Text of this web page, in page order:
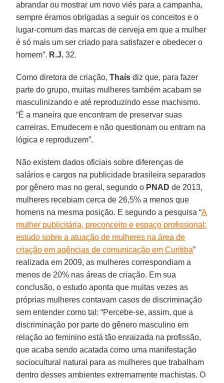
abrandar ou mostrar um novo viés para a campanha,
sempre éramos obrigadas a seguir os conceitos e o
lugar-comum das marcas de cerveja em que a mulher
é só mais um ser criado para satisfazer e obedecer o
homem”. R.J. 32.
Como diretora de criação,Thaís diz que, para fazer
parte do grupo, muitas mulheres também acabam se
masculinizando e até reproduzindo esse machismo.
“É a maneira que encontram de preservar suas
carreiras. Emudecem e não questionam ou entram na
lógica e reproduzem”.
Não existem dados oficiais sobre diferenças de
salários e cargos na publicidade brasileira separados
por gênero mas no geral, segundo o PNAD de 2013,
mulheres recebiam cerca de 26,5% a menos que
homens na mesma posição. E segundo a pesquisa “A
mulher publicitária, preconceito e espaço profissional:
estudo sobre a atuação de mulheres na área de
criação em agências de comunicação em Curitiba”
realizada em 2009, as mulheres correspondiam a
menos de 20% nas áreas de criação. Em sua
conclusão, o estudo aponta que muitas vezes as
próprias mulheres contavam casos de discriminação
sem entender como tal: “Percebe-se, assim, que a
discriminação por parte do gênero masculino em
relação ao feminino está tão enraizada na profissão,
que acaba sendo acatada como uma manifestação
sociocultural natural para as mulheres que trabalham
dentro desses ambientes extremamente machistas. O